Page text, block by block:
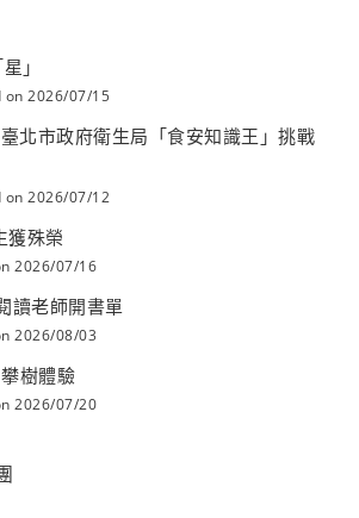
」
on 2026/07/15
北市政府衛生局「食安知識王」挑戰
on 2026/07/12
獲殊榮
2026/07/16
讀老師開書單
2026/08/03
樹體驗
2026/07/20